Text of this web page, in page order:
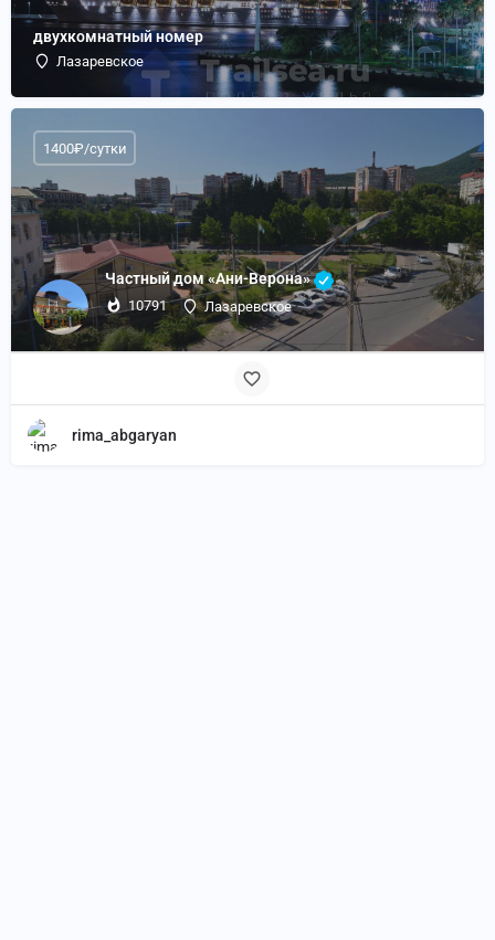
двухкомнатный номер
Лазаревское
Частный дом «Ани-Верона»
10791 Лазаревское
1400₽/сутки
rima_abgaryan